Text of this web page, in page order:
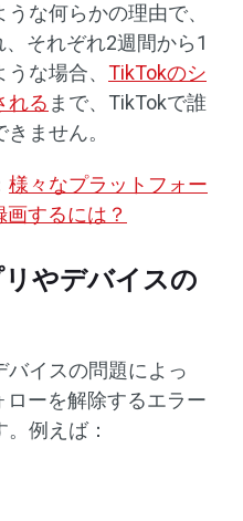
な何らかの理由で、
それぞれ2週間から1
な場合、 TikTokのシ
れる まで、TikTokで誰
ません。
様々なプラットフォー
するには？
やデバイスの
バイスの問題によっ
ーを解除するエラー
例えば：